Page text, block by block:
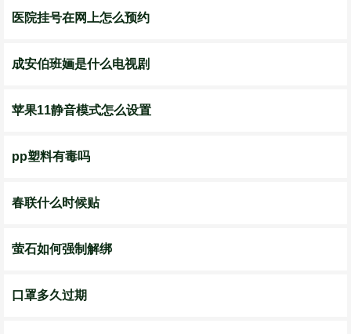
医院挂号在网上怎么预约
成安伯班婳是什么电视剧
苹果11静音模式怎么设置
pp塑料有毒吗
春联什么时候贴
萤石如何强制解绑
口罩多久过期